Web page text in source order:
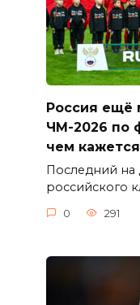
Россия ещё
ЧМ-2026 по
чем
Последний на
российского
0 291